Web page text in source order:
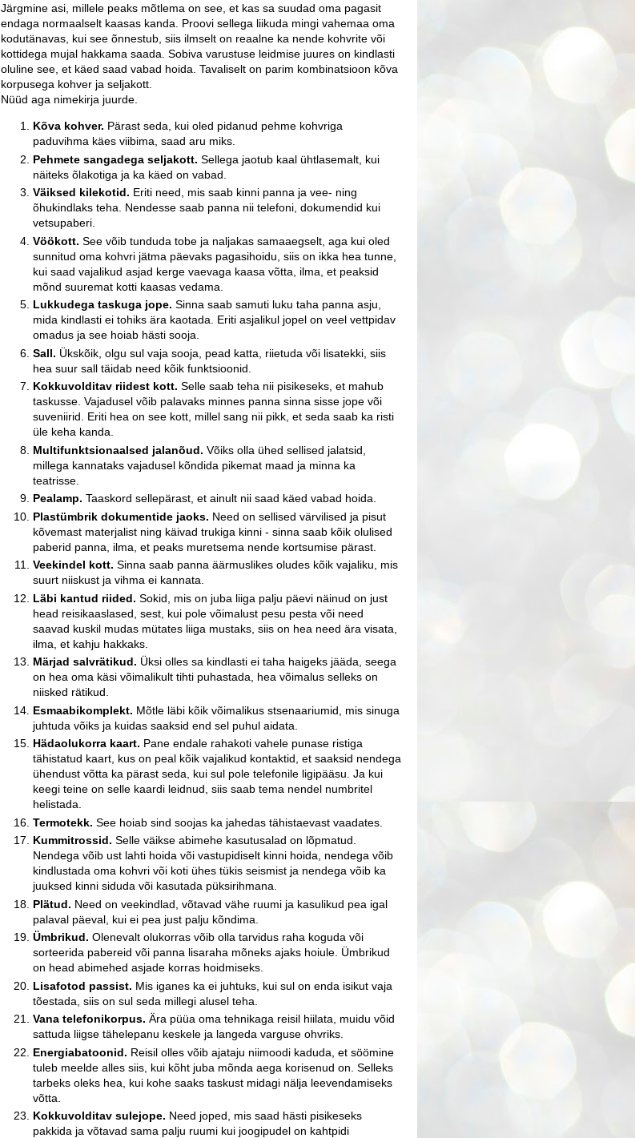
Järgmine asi, millele peaks mõtlema on see, et kas sa suudad oma pagasit
endaga normaalselt kaasas kanda. Proovi sellega liikuda mingi vahemaa oma
kodutänavas, kui see õnnestub, siis ilmselt on reaalne ka nende kohvrite või
kottidega mujal hakkama saada. Sobiva varustuse leidmise juures on kindlasti
oluline see, et käed saad vabad hoida. Tavaliselt on parim kombinatsioon kõva
korpusega kohver ja seljakott.
Nüüd aga nimekirja juurde.
Kõva kohver. Pärast seda, kui oled pidanud pehme kohvriga
paduvihma käes viibima, saad aru miks.
Pehmete sangadega seljakott. Sellega jaotub kaal ühtlasemalt, kui
näiteks õlakotiga ja ka käed on vabad.
Väiksed kilekotid. Eriti need, mis saab kinni panna ja vee- ning
õhukindlaks teha. Nendesse saab panna nii telefoni, dokumendid kui
vetsupaberi.
Vöökott. See võib tunduda tobe ja naljakas samaaegselt, aga kui oled
sunnitud oma kohvri jätma päevaks pagasihoidu, siis on ikka hea tunne,
kui saad vajalikud asjad kerge vaevaga kaasa võtta, ilma, et peaksid
mõnd suuremat kotti kaasas vedama.
Lukkudega taskuga jope. Sinna saab samuti luku taha panna asju,
mida kindlasti ei tohiks ära kaotada. Eriti asjalikul jopel on veel vettpidav
omadus ja see hoiab hästi sooja.
Sall. Ükskõik, olgu sul vaja sooja, pead katta, riietuda või lisatekki, siis
hea suur sall täidab need kõik funktsioonid.
Kokkuvolditav riidest kott. Selle saab teha nii pisikeseks, et mahub
taskusse. Vajadusel võib palavaks minnes panna sinna sisse jope või
suveniirid. Eriti hea on see kott, millel sang nii pikk, et seda saab ka risti
üle keha kanda.
Multifunktsionaalsed jalanõud. Võiks olla ühed sellised jalatsid,
millega kannataks vajadusel kõndida pikemat maad ja minna ka
teatrisse.
Pealamp. Taaskord sellepärast, et ainult nii saad käed vabad hoida.
Plastümbrik dokumentide jaoks. Need on sellised värvilised ja pisut
kõvemast materjalist ning käivad trukiga kinni - sinna saab kõik olulised
paberid panna, ilma, et peaks muretsema nende kortsumise pärast.
Veekindel kott. Sinna saab panna äärmuslikes oludes kõik vajaliku, mis
suurt niiskust ja vihma ei kannata.
Läbi kantud riided. Sokid, mis on juba liiga palju päevi näinud on just
head reisikaaslased, sest, kui pole võimalust pesu pesta või need
saavad kuskil mudas mütates liiga mustaks, siis on hea need ära visata,
ilma, et kahju hakkaks.
Märjad salvrätikud. Üksi olles sa kindlasti ei taha haigeks jääda, seega
on hea oma käsi võimalikult tihti puhastada, hea võimalus selleks on
niisked rätikud.
Esmaabikomplekt. Mõtle läbi kõik võimalikus stsenaariumid, mis sinuga
juhtuda võiks ja kuidas saaksid end sel puhul aidata.
Hädaolukorra kaart. Pane endale rahakoti vahele punase ristiga
tähistatud kaart, kus on peal kõik vajalikud kontaktid, et saaksid nendega
ühendust võtta ka pärast seda, kui sul pole telefonile ligipääsu. Ja kui
keegi teine on selle kaardi leidnud, siis saab tema nendel numbritel
helistada.
Termotekk. See hoiab sind soojas ka jahedas tähistaevast vaadates.
Kummitrossid. Selle väikse abimehe kasutusalad on lõpmatud.
Nendega võib ust lahti hoida või vastupidiselt kinni hoida, nendega võib
kindlustada oma kohvri või koti ühes tükis seismist ja nendega võib ka
juuksed kinni siduda või kasutada püksirihmana.
Plätud. Need on veekindlad, võtavad vähe ruumi ja kasulikud pea igal
palaval päeval, kui ei pea just palju kõndima.
Ümbrikud. Olenevalt olukorras võib olla tarvidus raha koguda või
sorteerida pabereid või panna lisaraha mõneks ajaks hoiule. Ümbrikud
on head abimehed asjade korras hoidmiseks.
Lisafotod passist. Mis iganes ka ei juhtuks, kui sul on enda isikut vaja
tõestada, siis on sul seda millegi alusel teha.
Vana telefonikorpus. Ära püüa oma tehnikaga reisil hiilata, muidu võid
sattuda liigse tähelepanu keskele ja langeda varguse ohvriks.
Energiabatoonid. Reisil olles võib ajataju niimoodi kaduda, et söömine
tuleb meelde alles siis, kui kõht juba mõnda aega korisenud on. Selleks
tarbeks oleks hea, kui kohe saaks taskust midagi nälja leevendamiseks
võtta.
Kokkuvolditav sulejope. Need joped, mis saad hästi pisikeseks
pakkida ja võtavad sama palju ruumi kui joogipudel on kahtpidi